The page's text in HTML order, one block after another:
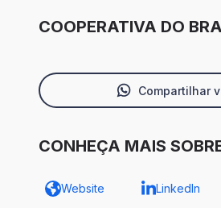
COOPERATIVA DO
Compartilhar
CONHEÇA MAIS
Website LinkedIn